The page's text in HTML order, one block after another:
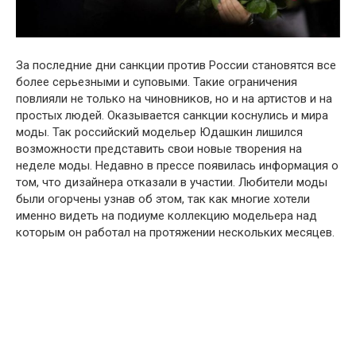
За последние дни санкции против России становятся все
более серьезными и суповыми. Такие ограничения
повлияли не только на чиновников, но и на артистов и на
простых людей. Оказывается санкции коснулись и мира
моды. Так российский модельер Юдашкин лишился
возможности представить свои новые творения на
неделе моды. Недавно в прессе появилась информация о
том, что дизайнера отказали в участии. Любители моды
были огорчены узнав об этом, так как многие хотели
именно видеть на подиуме коллекцию модельера над
которым он работал на протяжении нескольких месяцев.